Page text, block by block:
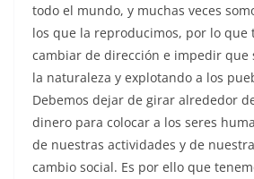
todo el mundo, y muchas veces
los que la reproducimos, por lo que
cambiar de dirección e impedir que
la naturaleza y explotando a los
Debemos dejar de girar alrededor
dinero para colocar a los seres
de nuestras actividades y de
cambio social. Es por ello que